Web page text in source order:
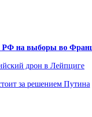
РФ на выборы во
дрон в Лейпциге
за решением Путина